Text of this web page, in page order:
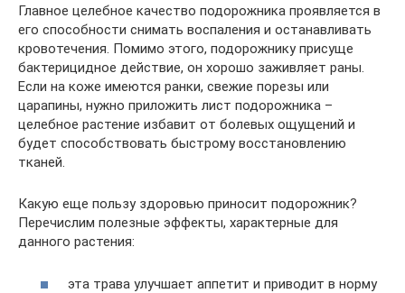
Главное целебное качество подорожника проявляется в
его способности снимать воспаления и останавливать
кровотечения. Помимо этого, подорожнику присуще
бактерицидное действие, он хорошо заживляет раны.
Если на коже имеются ранки, свежие порезы или
царапины, нужно приложить лист подорожника –
целебное растение избавит от болевых ощущений и
будет способствовать быстрому восстановлению
тканей.
Какую еще пользу здоровью приносит подорожник?
Перечислим полезные эффекты, характерные для
данного растения:
эта трава улучшает аппетит и приводит в норму